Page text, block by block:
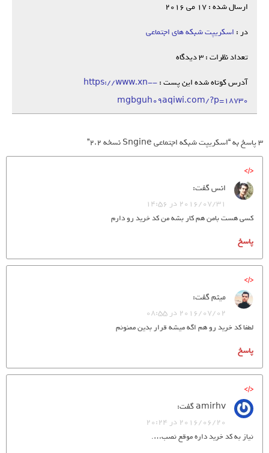
ارسال شده : 17 می 2016
در : اسکریپت شبکه های اجتماعی
تعداد نظرات : 3 دیدگاه
آدرس کوتاه شده این پست :https://www.xn--
mgbguh09aqiwi.com/?p=18730
3 پاسخ به “اسکریپت شبکه اجتماعی Sngine نسخه 2.2”
انسگفت:
2016/07/31 در 14:56
کسی هست بامن هم کار بشه من کد خرید رو دارم
پاسخ
میثمگفت:
2016/07/02 در 08:55
لطفا کد خرید رو هم اگه میشه قرار بدین ممنونم
پاسخ
amirhvگفت:
2016/06/20 در 20:24
نیاز به کد خرید داره موقع نصب….